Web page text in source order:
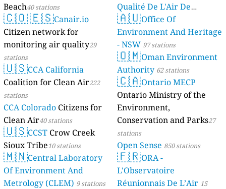
Beach40 stations
🇨🇴🇪🇸Canair.io
Citizen network for
monitoring air quality29
stations
🇺🇸CCA California
Coalition for Clean Air222
stations
CCA Colorado Citizens for
Clean Air40 stations
🇺🇸CCST Crow Creek
Sioux Tribe10 stations
🇲🇳Central Laboratory
Of Environment And
Metrology (CLEM) 9 stations
Qualité De L'Air De
Mayotte 4 stations
🇦🇺Office Of
Environment And Heritage
- NSW 97 stations
🇴🇲Oman Environment
Authority 62 stations
🇨🇦Ontario MECP
Ontario Ministry of the
Environment,
Conservation and Parks27
stations
Open Sense 850 stations
🇫🇷ORA -
L'Observatoire
Réunionnais De L’Air 15